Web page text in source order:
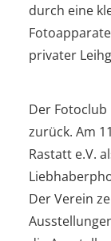
durch eine
privater
Der
zurück. Am
Rastatt e.V.
Der Verein